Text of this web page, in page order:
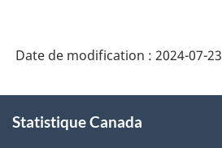
Date de modification : 2024-07-23
propos
Statistique Canada